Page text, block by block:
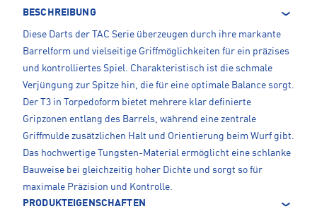
BESCHREIBUNG
Diese Darts der TAC Serie überzeugen durch ihre markante
Barrelform und vielseitige Griffmöglichkeiten für ein präzises
und kontrolliertes Spiel. Charakteristisch ist die schmale
Verjüngung zur Spitze hin, die für eine optimale Balance sorgt.
Der T3 in Torpedoform bietet mehrere klar definierte
Gripzonen entlang des Barrels, während eine zentrale
Griffmulde zusätzlichen Halt und Orientierung beim Wurf gibt.
Das hochwertige Tungsten-Material ermöglicht eine schlanke
Bauweise bei gleichzeitig hoher Dichte und sorgt so für
maximale Präzision und Kontrolle.
PRODUKTEIGENSCHAFTEN